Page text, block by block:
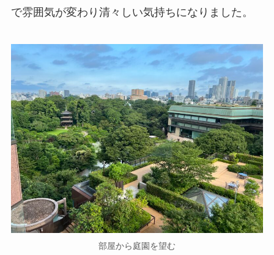
で雰囲気が変わり清々しい気持ちになりました。
部屋から庭園を望む